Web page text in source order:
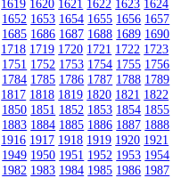
1619 1620 1621 1622 1623 1624
1652 1653 1654 1655 1656 1657
1685 1686 1687 1688 1689 1690
1718 1719 1720 1721 1722 1723
1751 1752 1753 1754 1755 1756
1784 1785 1786 1787 1788 1789
1817 1818 1819 1820 1821 1822
1850 1851 1852 1853 1854 1855
1883 1884 1885 1886 1887 1888
1916 1917 1918 1919 1920 1921
1949 1950 1951 1952 1953 1954
1982 1983 1984 1985 1986 1987